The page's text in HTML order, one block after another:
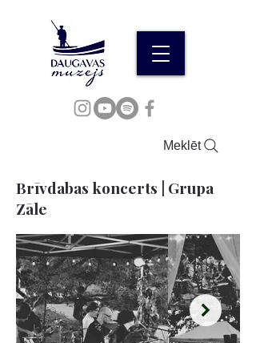
Meklēt
Brīvdabas koncerts | Grupa
Zāle